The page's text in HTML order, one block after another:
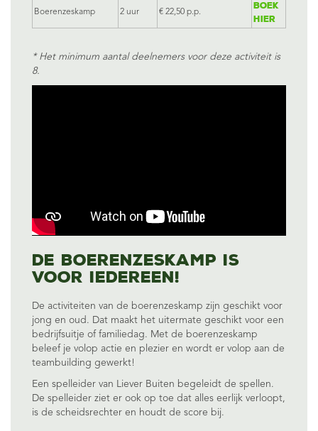
Boerenzeskamp 2 uur € 22,50 p.p.
Boek
hier
* Het minimum aantal deelnemers voor deze activiteit is
8.
De boerenzeskamp is
voor iedereen!
De activiteiten van de boerenzeskamp zijn geschikt voor
jong en oud. Dat maakt het uitermate geschikt voor een
bedrijfsuitje of familiedag. Met de boerenzeskamp
beleef je volop actie en plezier en wordt er volop aan de
teambuilding gewerkt!
Een spelleider van Liever Buiten begeleidt de spellen.
De spelleider ziet er ook op toe dat alles eerlijk verloopt,
is de scheidsrechter en houdt de score bij.